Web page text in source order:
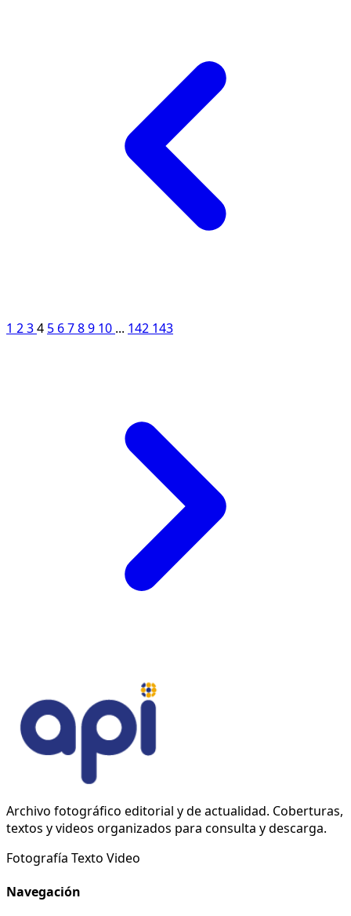
1 234 5 6789 10 ... 142 143
Archivo fotográfico editorial y de actualidad. Coberturas,
textos y videos organizados para consulta y descarga.
Fotografía Texto Video
Navegación